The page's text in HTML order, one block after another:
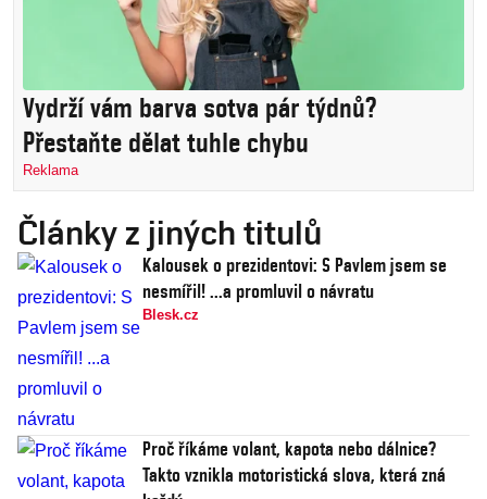
Vydrží vám barva sotva pár týdnů?
Přestaňte dělat tuhle chybu
Reklama
Články z jiných titulů
Kalousek o prezidentovi: S Pavlem jsem se
nesmířil! ...a promluvil o návratu
Blesk.cz
Proč říkáme volant, kapota nebo dálnice?
Takto vznikla motoristická slova, která zná